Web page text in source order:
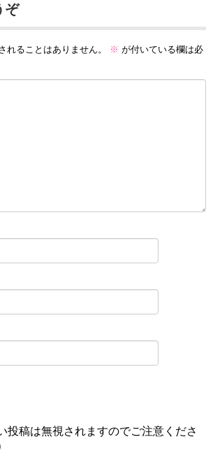
ぞ
れることはありません。 ※ が付いている欄は必
投稿は無視されますのでご注意くださ